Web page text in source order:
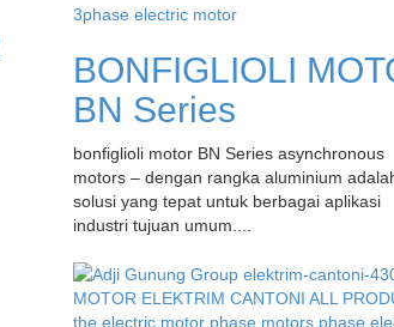
BONFIGLIOLI
BN Series
bonfiglioli motor BN Series asynchronous
motors – dengan rangka aluminium
solusi yang tepat untuk berbagai aplikasi
industri tujuan umum....